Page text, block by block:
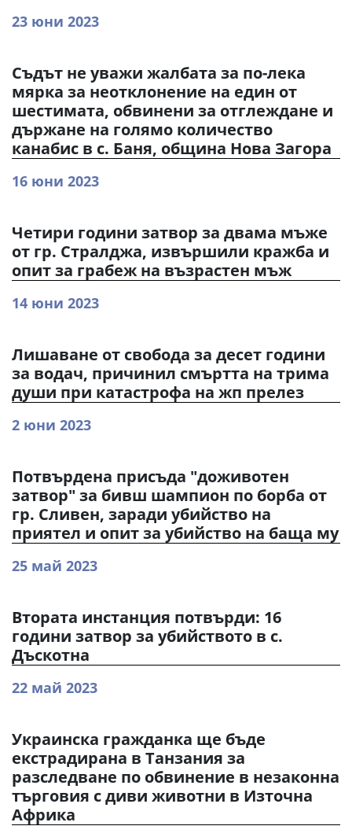
23 юни 2023
Съдът не уважи жалбата за по-лека
мярка за неотклонение на един от
шестимата, обвинени за отглеждане и
държане на голямо количество
канабис в с. Баня, община Нова Загора
16 юни 2023
Четири години затвор за двама мъже
от гр. Стралджа, извършили кражба и
опит за грабеж на възрастен мъж
14 юни 2023
Лишаване от свобода за десет години
за водач, причинил смъртта на трима
души при катастрофа на жп прелез
2 юни 2023
Потвърдена присъда "доживотен
затвор" за бивш шампион по борба от
гр. Сливен, заради убийство на
приятел и опит за убийство на баща му
25 май 2023
Втората инстанция потвърди: 16
години затвор за убийството в с.
Дъскотна
22 май 2023
Украинска гражданка ще бъде
екстрадирана в Танзания за
разследване по обвинение в незаконна
търговия с диви животни в Източна
Африка